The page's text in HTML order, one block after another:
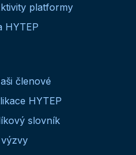
platformy
HYTEP
členové
HYTEP
slovník